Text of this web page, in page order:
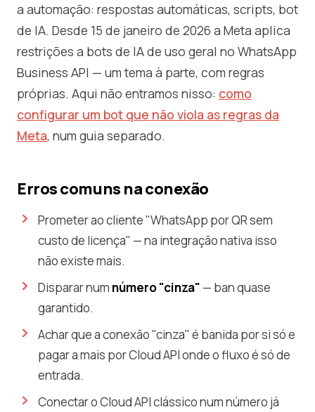
a automação: respostas automáticas, scripts, bot
de IA. Desde 15 de janeiro de 2026 a Meta aplica
restrições a bots de IA de uso geral no WhatsApp
Business API — um tema à parte, com regras
próprias. Aqui não entramos nisso: como
configurar um bot que não viola as regras da
Meta, num guia separado.
Erros comuns na conexão
Prometer ao cliente "WhatsApp por QR sem
custo de licença" — na integração nativa isso
não existe mais.
Disparar num número "cinza" — ban quase
garantido.
Achar que a conexão "cinza" é banida por si só e
pagar a mais por Cloud API onde o fluxo é só de
entrada.
Conectar o Cloud API clássico num número já